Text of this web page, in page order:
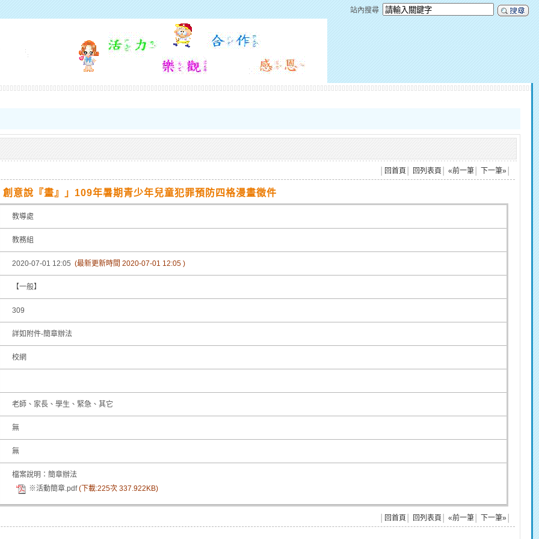
站內搜尋
回首頁 回列表頁 «前一筆 下一筆»
意說『畫』」109年暑期青少年兒童犯罪預防四格漫畫徵件
教導處
教務組
2020-07-01 12:05 (最新更新時間 2020-07-01 12:05 )
【一般】
309
詳如附件-簡章辦法
校網
老師、家長、學生、緊急、其它
無
無
檔案說明：簡章辦法
※活動簡章.pdf(下載:225次 337.922KB)
回首頁 回列表頁 «前一筆 下一筆»